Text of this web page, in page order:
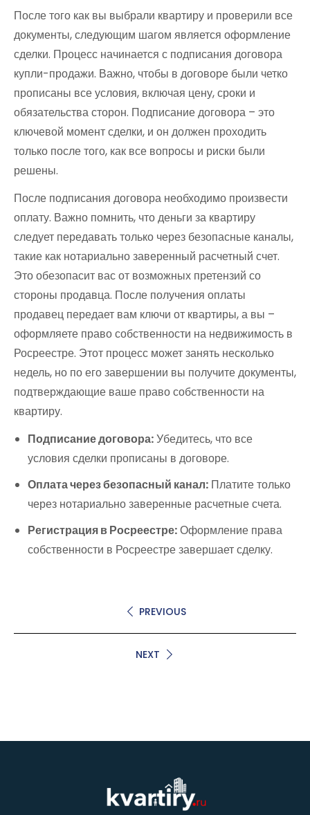
После того как вы выбрали квартиру и проверили все
документы, следующим шагом является оформление
сделки. Процесс начинается с подписания договора
купли-продажи. Важно, чтобы в договоре были четко
прописаны все условия, включая цену, сроки и
обязательства сторон. Подписание договора – это
ключевой момент сделки, и он должен проходить
только после того, как все вопросы и риски были
решены.
После подписания договора необходимо произвести
оплату. Важно помнить, что деньги за квартиру
следует передавать только через безопасные каналы,
такие как нотариально заверенный расчетный счет.
Это обезопасит вас от возможных претензий со
стороны продавца. После получения оплаты
продавец передает вам ключи от квартиры, а вы –
оформляете право собственности на недвижимость в
Росреестре. Этот процесс может занять несколько
недель, но по его завершении вы получите документы,
подтверждающие ваше право собственности на
квартиру.
Подписание договора:Убедитесь, что все
условия сделки прописаны в договоре.
Оплата через безопасный канал: Платите только
через нотариально заверенные расчетные счета.
Регистрация в Росреестре:Оформление права
собственности в Росреестре завершает сделку.
PREVIOUS
NEXT